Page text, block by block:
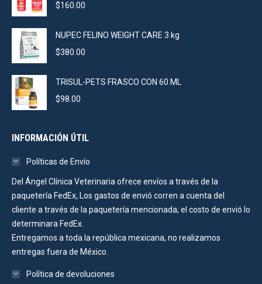
$160.00
NUPEC FELINO WEIGHT CARE 3 kg
$380.00
TRISUL-PETS FRASCO CON 60 ML
$98.00
INFORMACIÓN ÚTIL
Políticas de Envío
Del Ángel Clínica Veterinaria ofrece envíos a través de la
paquetería FedEx, Los gastos de envió corren a cuenta del
cliente a través de la paquetería mencionada; el costo de envió lo
determinara FedEx.
Entregamos a toda la república mexicana, no realizamos
entregas fuera de México.
Política de devoluciones